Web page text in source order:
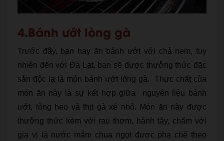
4.Bánh ướt lòng gà
Trước đây, bạn hay ăn bánh ướt với chả nem, tuy
nhiên đến với Đà Lạt, bạn sẽ được thưởng thức đặc
sản độc lạ là món bánh ướt lòng gà. Thực chất của
món ăn này là sự kết hợp giữa nguyên liệu bánh
ướt, lòng heo và thịt gà xé nhỏ. Món ăn này được
thưởng thức kèm với rau thơm, hành tây, chấm với
gia vị là nước mắm chua ngọt được pha chế theo